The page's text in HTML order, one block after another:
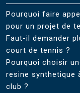
Pourquoi faire
pour un projet de
Faut-il demander
court de tennis ?
Pourquoi choisir
resine synthetique
club ?